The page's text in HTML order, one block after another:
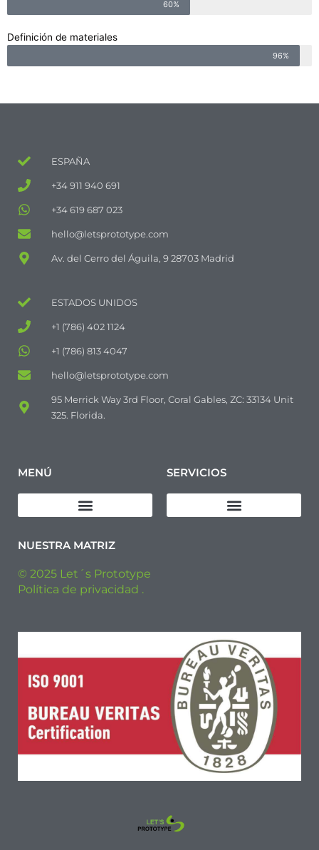
60%
Definición de materiales
96%
ESPAÑA
+34 911 940 691
+34 619 687 023
hello@letsprototype.com
Av. del Cerro del Águila, 9 28703 Madrid
ESTADOS UNIDOS
+1 (786) 402 1124
+1 (786) 813 4047
hello@letsprototype.com
95 Merrick Way 3rd Floor, Coral Gables, ZC: 33134 Unit
325. Florida.
MENÚ SERVICIOS
NUESTRA MATRIZ
© 2025 Let´s Prototype
Política de privacidad .